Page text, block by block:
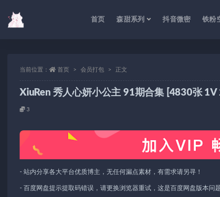
首页 森甜系列 抖音微密 铁粉
当前位置： 首页 会员打包 正文
XiuRen 秀人心妍小公
3
- 站内分享各大平台优质博主，无任何漏点素材，有需求请另寻！
- 百度网盘提示提取码错误，请更换浏览器重试，这是百度网盘版本问